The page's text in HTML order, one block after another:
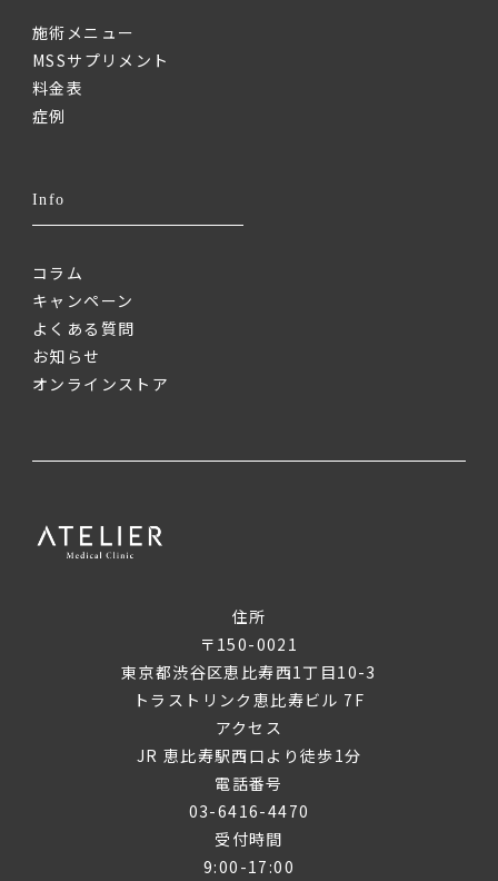
施術メニュー
MSSサプリメント
料金表
症例
Info
コラム
キャンペーン
よくある質問
お知らせ
オンラインストア
住所
〒150-0021
東京都渋谷区恵比寿西1丁目10-3
トラストリンク恵比寿ビル 7F
アクセス
JR 恵比寿駅西口より徒歩1分
電話番号
03-6416-4470
受付時間
9:00-17:00